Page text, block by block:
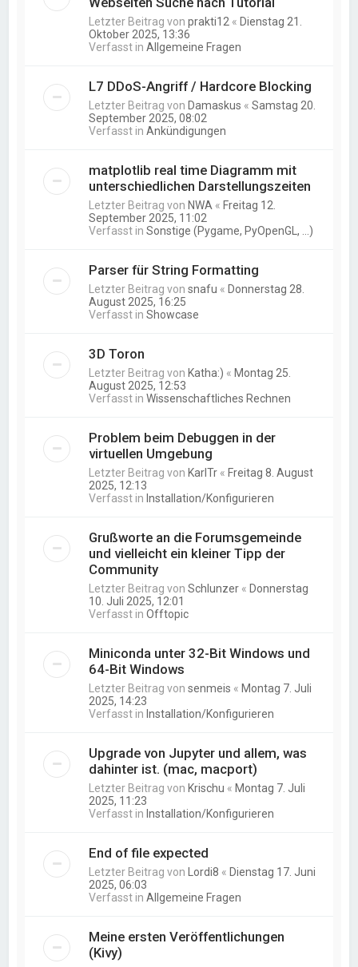
Letzter Beitrag vonprakti12 « Dienstag 21.
Oktober 2025, 13:36
Verfasst inAllgemeine Fragen
L7 DDoS-Angriff / Hardcore Blocking
Letzter Beitrag von Damaskus «Samstag 20.
September 2025, 08:02
Verfasst inAnkündigungen
matplotlib real time Diagramm mit
unterschiedlichen Darstellungszeiten
Letzter Beitrag von NWA « Freitag 12.
September 2025, 11:02
Verfasst inSonstige (Pygame, PyOpenGL, ...)
Parser für String Formatting
Letzter Beitrag vonsnafu « Donnerstag 28.
August 2025, 16:25
Verfasst inShowcase
3D Toron
Letzter Beitrag von Katha:) « Montag 25.
August 2025, 12:53
Verfasst inWissenschaftliches Rechnen
Problem beim Debuggen in der
virtuellen Umgebung
Letzter Beitrag von KarlTr « Freitag 8. August
2025, 12:13
Verfasst in Installation/Konfigurieren
Grußworte an die Forumsgemeinde
und vielleicht ein kleiner Tipp der
Community
Letzter Beitrag vonSchlunzer « Donnerstag
10. Juli 2025, 12:01
Verfasst inOfftopic
Miniconda unter 32-Bit Windows und
64-Bit Windows
Letzter Beitrag vonsenmeis « Montag 7. Juli
2025, 14:23
Verfasst in Installation/Konfigurieren
Upgrade von Jupyter und allem, was
dahinter ist. (mac, macport)
Letzter Beitrag von Krischu « Montag 7. Juli
2025, 11:23
Verfasst in Installation/Konfigurieren
End of file expected
Letzter Beitrag von Lordi8 « Dienstag 17. Juni
2025, 06:03
Verfasst inAllgemeine Fragen
Meine ersten Veröffentlichungen
(Kivy)